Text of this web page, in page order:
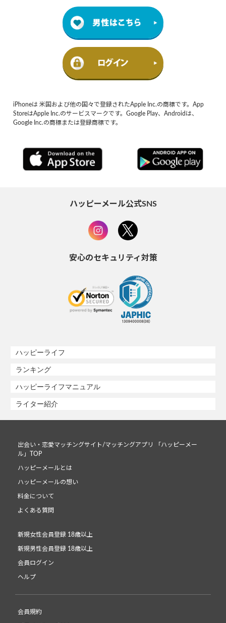
iPhoneは 米国および他の国々で登録されたApple Inc.の商標です。App
StoreはApple Inc.のサービスマークです。Google Play、Androidは、
Google Inc.の商標または登録商標です。
ハッピーメール公式SNS
安心のセキュリティ対策
ハッピーライフ
ランキング
ハッピーライフマニュアル
ライター紹介
出会い・恋愛マッチングサイト/マッチングアプリ 「ハッピーメー
ル」TOP
ハッピーメールとは
ハッピーメールの想い
料金について
よくある質問
新規女性会員登録 18歳以上
新規男性会員登録 18歳以上
会員ログイン
ヘルプ
会員規約